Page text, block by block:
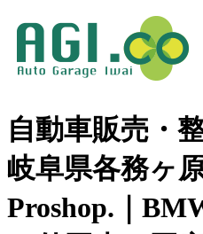
自動車販売・
岐阜県各務ヶ
Proshop.｜